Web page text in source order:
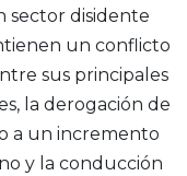
sector disidente
un conflicto
sus principales
la derogación de
a un incremento
y la conducción